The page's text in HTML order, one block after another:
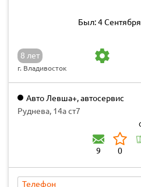
Был: 4
8 лет
г. Владивосток
Авто Левша+, автосервис
Руднева, 14а ст7
9 0
Телефон